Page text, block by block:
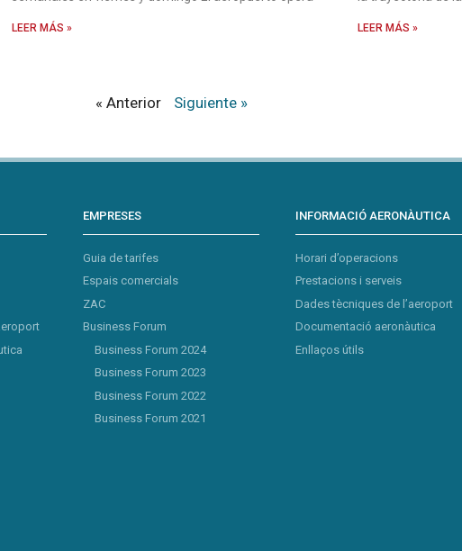
LEER MÁS » LEER MÁS »
« Anterior Siguiente »
EMPRESES
Guia de tarifes
Espais comercials
ZAC
Business Forum
Business Forum 2024
Business Forum 2023
Business Forum 2022
Business Forum 2021
INFORMACIÓ AERONÀUTICA
Horari d’operacions
Prestacions i serveis
Dades tècniques de l’aeroport
Documentació aeronàutica
Enllaços útils